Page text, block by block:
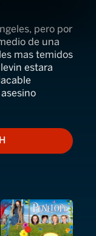
pero por
de una
mas temidos
estara